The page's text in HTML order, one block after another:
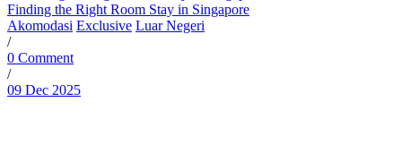
Finding the Right Room Stay in Singapore
Akomodasi Exclusive Luar Negeri
/
0 Comment
/
09 Dec 2025